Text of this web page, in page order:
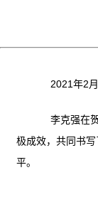
2021年2月1
李克强在贺
极成效，共同书
平。